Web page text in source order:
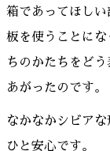
箱であってほし
板を使うことに
ちのかたちをど
あがったのです。
なかなかシビア
ひと安心です。